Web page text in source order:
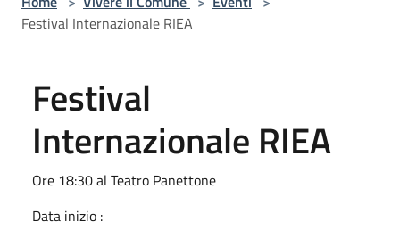
Festival Internazionale RIEA
Festival
Internazionale RIEA
Ore 18:30 al Teatro Panettone
Data inizio :